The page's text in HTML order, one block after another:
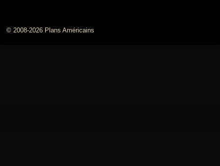
© 2008-2026 Plans Américains